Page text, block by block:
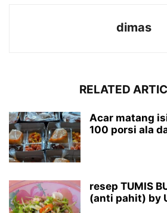
dimas
RELATED
Acar matang
100 porsi ala
resep TUMIS
(anti pahit) by